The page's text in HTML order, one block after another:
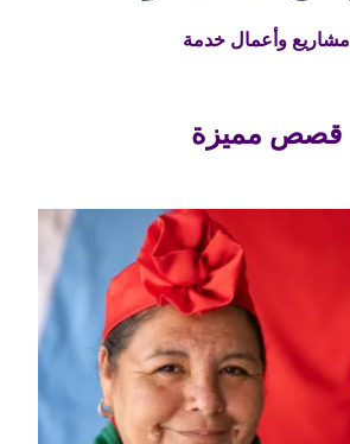
مشاريع وأعمال خدمة
قصص مميزة